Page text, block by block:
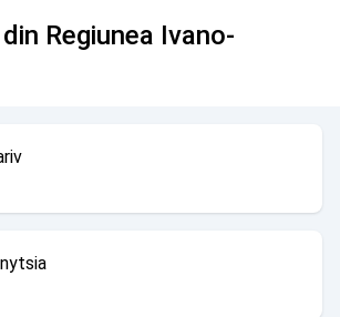
Regiunea Ivano-